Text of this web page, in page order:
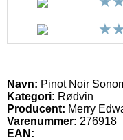
Navn: Pinot Noir
Kategori: Rødvin
Producent: Merry
Varenummer: 276918
EAN: